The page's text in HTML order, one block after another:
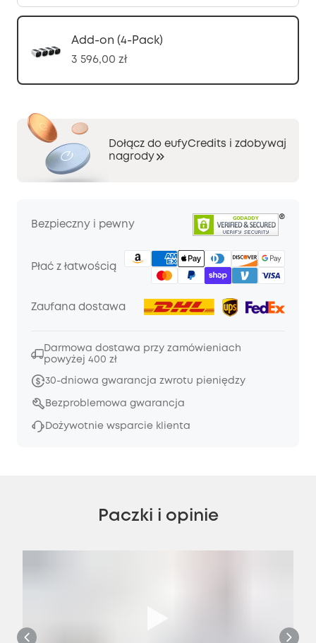
Add-on (4-Pack)
3 596,00 zł
Dołącz do eufyCredits i zdobywaj
nagrody
Bezpieczny i pewny
Płać z łatwością
Zaufana dostawa
Darmowa dostawa przy zamówieniach
powyżej 400 zł
30-dniowa gwarancja zwrotu pieniędzy
Bezproblemowa gwarancja
Dożywotnie wsparcie klienta
Paczki i opinie